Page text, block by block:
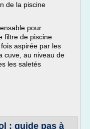
de la piscine
pour
filtre de piscine
aspirée par les
cuve, au niveau de
les saletés
: guide pas à